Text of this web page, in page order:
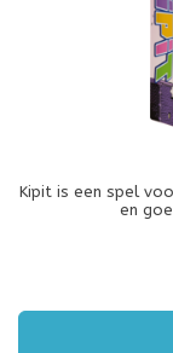
Kipit is een spel
en
kaarten om de